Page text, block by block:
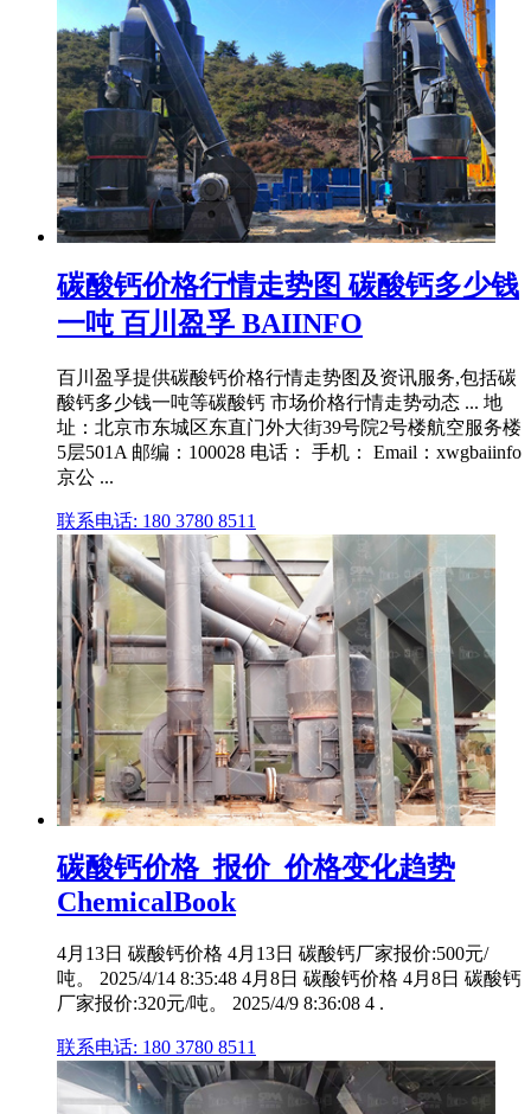
碳酸钙价格行情走势图 碳酸钙多少钱
一吨 百川盈孚 BAIINFO
百川盈孚提供碳酸钙价格行情走势图及资讯服务,包括碳
酸钙多少钱一吨等碳酸钙 市场价格行情走势动态 ... 地
址：北京市东城区东直门外大街39号院2号楼航空服务楼
5层501A 邮编：100028 电话： 手机： Email：xwgbaiinfo
京公 ...
联系电话: 180 3780 8511
碳酸钙价格_报价_价格变化趋势
ChemicalBook
4月13日 碳酸钙价格 4月13日 碳酸钙厂家报价:500元/
吨。 2025/4/14 8:35:48 4月8日 碳酸钙价格 4月8日 碳酸钙
厂家报价:320元/吨。 2025/4/9 8:36:08 4 .
联系电话: 180 3780 8511